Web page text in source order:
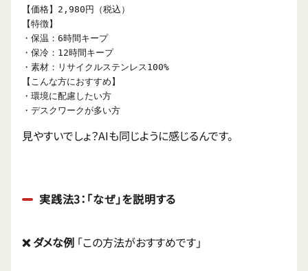
【価格】2,980円（税込）
【特徴】
・保温：6時間キープ
・保冷：12時間キープ
・素材：リサイクルステンレス100%
【こんな方におすすめ】
・環境に配慮したい方
見やすいでしょ？AIも同じように感じるんです。
実践法3：「なぜ」を説明する
❌ ダメな例 「この方法がおすすめです」